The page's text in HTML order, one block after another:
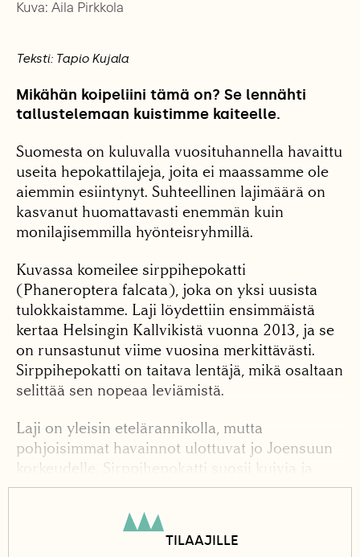
Kuva: Aila Pirkkola
Teksti: Tapio Kujala
Mikähän koipeliini tämä on? Se lennähti
tallustelemaan kuistimme kaiteelle.
Suomesta on kuluvalla vuosituhannella havaittu
useita hepokattilajeja, joita ei maassamme ole
aiemmin esiintynyt. Suhteellinen lajimäärä on
kasvanut huomattavasti enemmän kuin
monilajisemmilla hyönteisryhmillä.
Kuvassa komeilee sirppihepokatti
(Phaneroptera falcata), joka on yksi uusista
tulokkaistamme. Laji löydettiin ensimmäistä
kertaa Helsingin Kallvikistä vuonna 2013, ja se
on runsastunut viime vuosina merkittävästi.
Sirppihepokatti on taitava lentäjä, mikä osaltaan
selittää sen nopeaa leviämistä.
Laji on yleisin etelärannikolla, mutta
pohjoisimmat havainnot ulottuvat jo Joensuun
korkeudelle. Sirppihepokatti suosii kuivia ja
lämpimiä elinympäristöjä, kuten ketomaisia
alueita, paahderinteitä ja kuivahkoja niittyjä.
Aikuisia tavataan heinä–lokakuun välisenä
TILAAJILLE